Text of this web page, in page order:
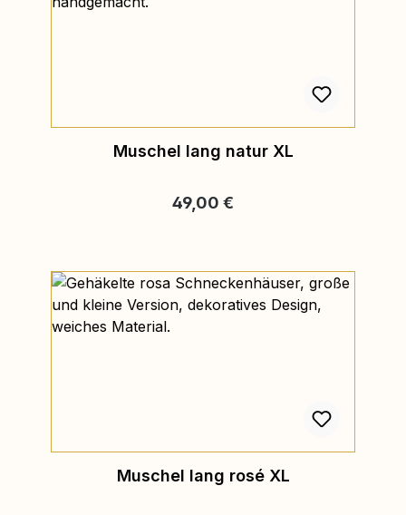
Muschel lang natur XL
Regulärer Preis:
49,00 €
Muschel lang rosé XL